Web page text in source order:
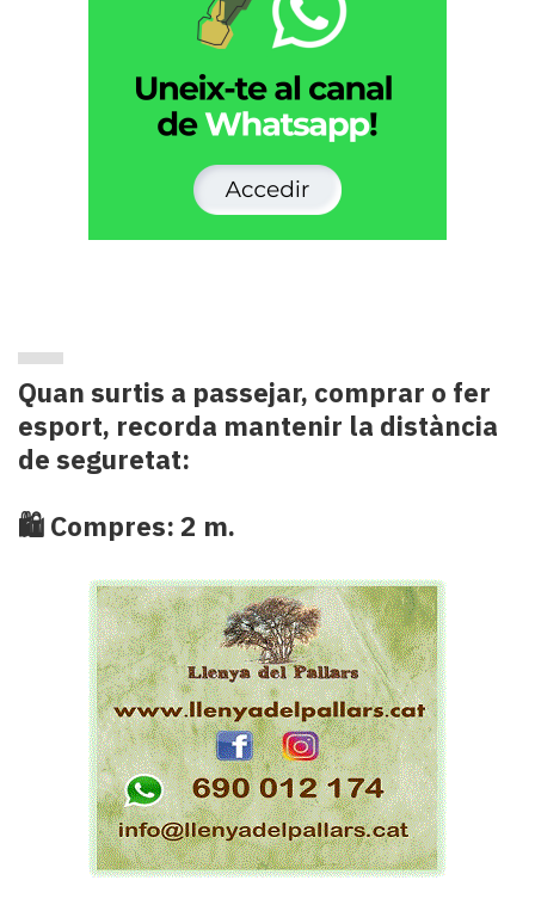
Quan surtis a passejar, comprar o fer
esport, recorda mantenir la distància
de seguretat:
🛍 Compres: 2 m.